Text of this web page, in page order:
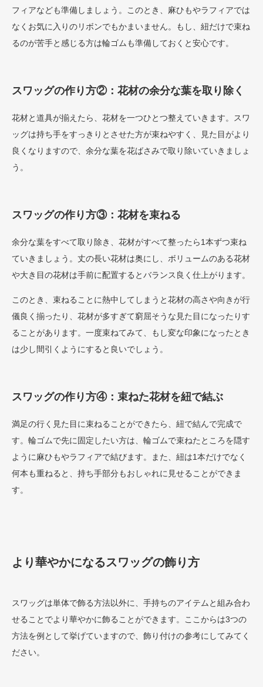
フィアなども準備しましょう。このとき、麻ひもやラフィアでは
なくお気に入りのリボンでもかまいません。もし、紐だけで束ね
るのが苦手と感じる方は輪ゴムも準備しておくと安心です。
スワッグの作り方②：花材の余分な葉を取り除く
花材と道具が揃えたら、花材を一つひとつ整えていきます。スワ
ッグは持ち手をすっきりとさせた方が束ねやすく、見た目がより
良くなりますので、余分な葉を花ばさみで取り除いていきましょ
う。
スワッグの作り方③：花材を束ねる
余分な葉をすべて取り除き、花材がすべて整ったら1本ずつ束ね
ていきましょう。丈の長い花材は奥にし、ボリュームのある花材
や大き目の花材は手前に配置するとバランス良く仕上がります。
このとき、束ねることに熱中してしまうと花材の高さや向きが行
儀良く揃ったり、花材が多すぎて窮屈そうな見た目になったりす
ることがあります。一度束ねてみて、もし変な印象になったとき
は少し間引くようにすると良いでしょう。
スワッグの作り方④：束ねた花材を紐で結ぶ
満足の行く見た目に束ねることができたら、紐で結んで完成で
す。輪ゴムで先に固定したい方は、輪ゴムで束ねたところを隠す
ように麻ひもやラフィアで結びます。また、紐は1本だけでなく
何本も重ねると、持ち手部分もおしゃれに見せることができま
す。
より華やかになるスワッグの飾り方
スワッグは単体で飾る方法以外に、手持ちのアイテムと組み合わ
せることでより華やかに飾ることができます。ここからは3つの
方法を例として挙げていますので、飾り付けの参考にしてみてく
ださい。